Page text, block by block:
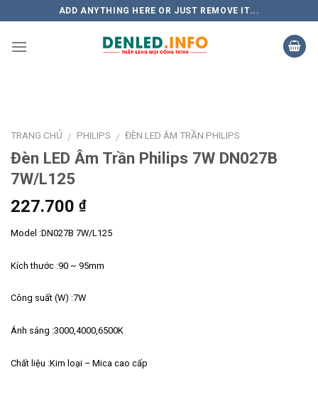
to
content
ADD ANYTHING HERE OR JUST REMOVE IT...
TRANG CHỦ / PHILIPS / ĐÈN LED ÂM TRẦN PHILIPS
Đèn LED Âm Trần Philips 7W DN027B
7W/L125
227.700 ₫
Model :DN027B 7W/L125
Kích thước :90 ~ 95mm
Công suất (W) :7W
Ánh sáng :3000,4000,6500K
Chất liệu :Kim loại – Mica cao cấp